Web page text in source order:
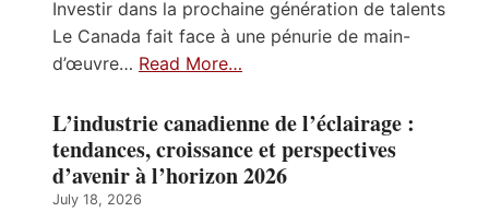
Investir dans la prochaine génération de talents
Le Canada fait face à une pénurie de main-
d’œuvre… Read More…
L’industrie canadienne de l’éclairage :
tendances, croissance et perspectives
d’avenir à l’horizon 2026
July 18, 2026